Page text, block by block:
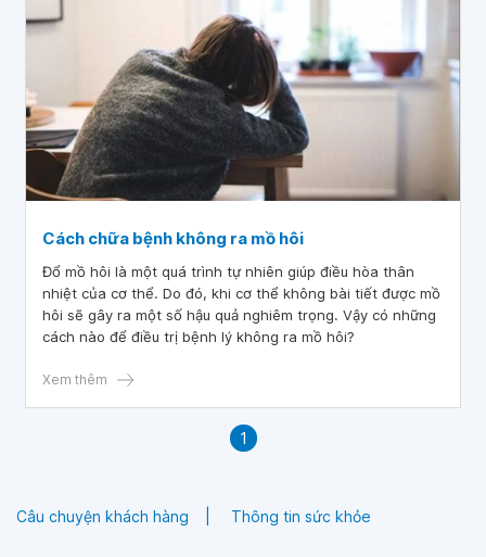
Cách chữa bệnh không ra mồ hôi
Đổ mồ hôi là một quá trình tự nhiên giúp điều hòa thân
nhiệt của cơ thể. Do đó, khi cơ thể không bài tiết được mồ
hôi sẽ gây ra một số hậu quả nghiêm trọng. Vậy có những
cách nào để điều trị bệnh lý không ra mồ hôi?
Xem thêm
1
Câu chuyện khách hàng Thông tin sức khỏe